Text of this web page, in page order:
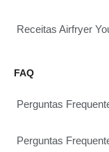
Receitas Airfryer
FAQ
Perguntas
Perguntas